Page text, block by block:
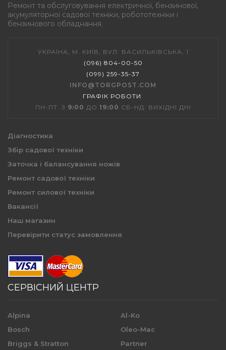
Ремонт та обслуговування електричної, бензинової,
акумуляторної садової техніки, робототехніки і
бензинового обладнання.
УКРАЇНА, М. КИЇВ, ВУЛ. ВАСИЛЬКІВСЬКА, 1
(096) 804-00-50
(099) 259-35-37
INFO@TORGPOST.COM
ГРАФІК РОБОТИ :
ПН-ПТ: З 9:00 ДО 19:00 СБ-НД: ВИХІДНІ ДНІ
Діагностика
Збір садової техніки
Заточка і балансування ножів
Ремонт садової техніки
Ремонт силової техніки
Вакансії
Наш магазин
Перевірити статус замовлення
СЕРВІСНИЙ ЦЕНТР
Alpina
Bosch
Briggs & Stratton
Al-Ko
Oleo-Mac
Partner